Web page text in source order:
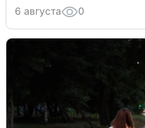
6 августа 0